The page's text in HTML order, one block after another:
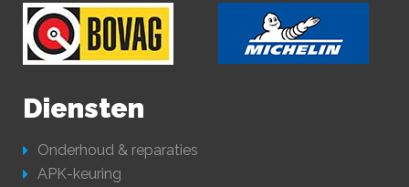
Diensten
Onderhoud & reparaties
APK-keuring